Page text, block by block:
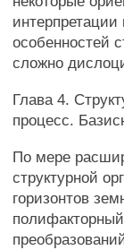
особенностей
сложно
Глава 4.
процесс.
По мере
структурной
горизонтов